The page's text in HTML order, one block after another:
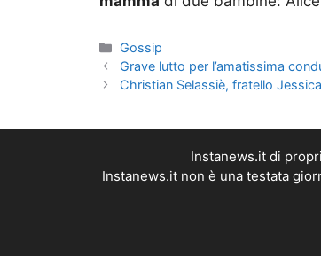
Categorie
Gossip
Grave lutto per l’amatissima
Christian Selassiè, fratello
Instanews.it di
Instanews.it non è una testata